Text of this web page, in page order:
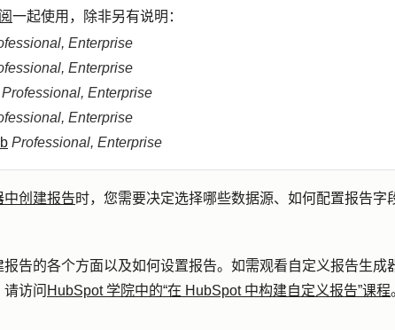
一起使用，除非另有说明：
Enterprise
Enterprise
Professional, Enterprise
Enterprise
Professional, Enterprise
创建报告时，您需要决定选择哪些数据源、如何配置报告字
告的各个方面以及如何设置报告。如需观看自定义报告生成
请访问 HubSpot 学院中的“在 HubSpot 中构建自定义报告”课程